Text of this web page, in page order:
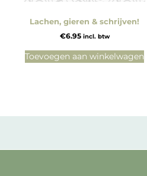
Lachen, gieren & schrijven!
€6.95 incl. btw
Toevoegen aan winkelwagen